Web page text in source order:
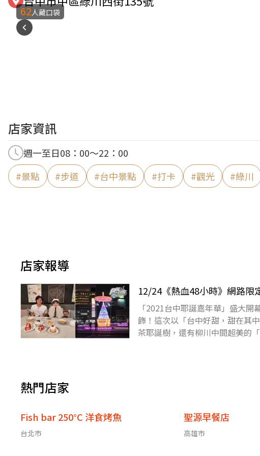
62人藏口袋
店家資訊
週一至日08：00～22：00
#景點 #步道 #台中景點 #打卡 #觀光 #綠川
店家報導
12/24《熱血48小時》網路限
「2021台中耶誕嘉年華」盛大
飾！這次以「台中好甜，甜在其
茶耶誕樹，還有柳川中間超美的
熱門店家
Fish bar 250°C 洋食烤魚
台北市
聖源早餐店
高雄市